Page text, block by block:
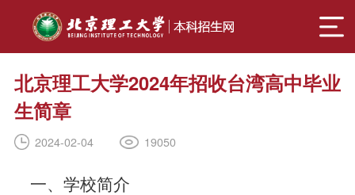
北京理工大学2024年招收台湾高中毕业
生简章
2024-02-04 19050
一、学校简介